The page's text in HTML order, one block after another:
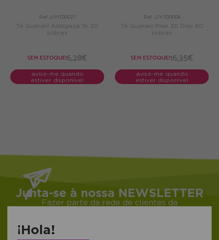
Ref: JJYIT00027
Té Guaraní Adelgaza Te 20
sobres
SEM ESTOQUE!6,28€
avise-me quando
estiver disponível
Ref: JJYIT00006
Té Guaraní Plan 30 Días 60
sobres
SEM ESTOQUE!16,35€
avise-me quando
estiver disponível
Junta-se à nossa NEWSLETTER
Fazer parte da rede de clientes da
descontos e promoções exclusivas. O
¡Hola!